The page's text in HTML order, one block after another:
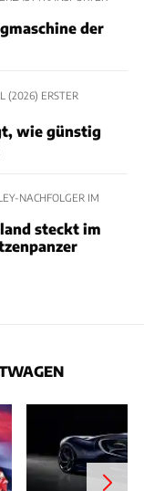
der
(2026) ERSTER
wie günstig
NACHFOLGER IM
steckt im